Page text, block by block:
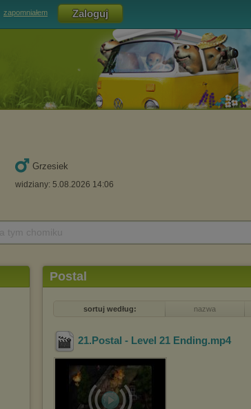
zapomniałem
Grzesiek
widziany: 5.08.2026 14:06
Postal
sortuj według: nazwa
21.Postal - Level 21 Ending.mp4